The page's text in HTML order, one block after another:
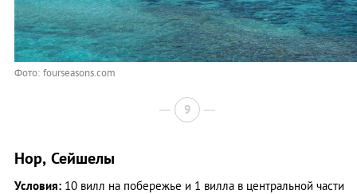
Фото: fourseasons.com
9
Нор, Сейшелы
Условия: 10 вилл на побережье и 1 вилла в центральной части